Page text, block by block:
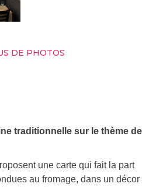
DE PHOTOS
traditionnelle sur le thème de
une carte qui fait la part
au fromage, dans un décor